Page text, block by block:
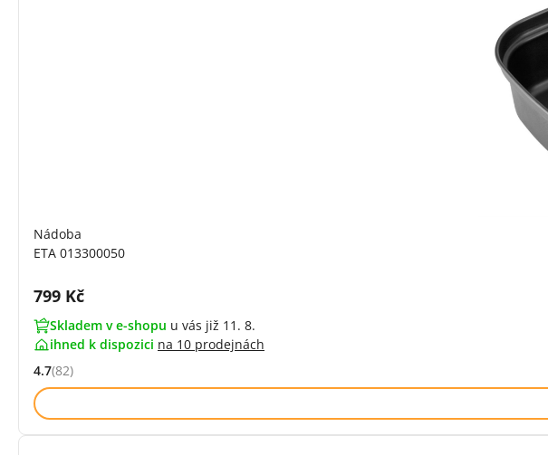
Nádoba
ETA 013300050
Cena s DPH:
799 Kč
Skladem v e-shopu u vás již 11. 8.
ihned k dispozici na 10 prodejnách
Hodnocení: 4.7 z 5 (82 recenzí)
4.7(82)